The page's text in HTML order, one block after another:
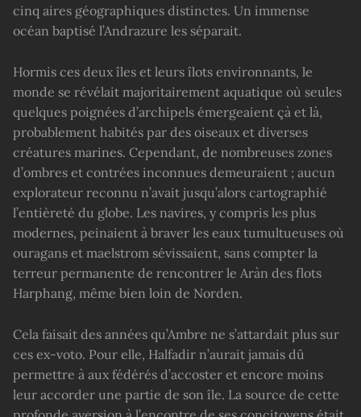
cinq aires géographiques distinctes. Un immense
océan baptisé l’Andrazure les séparait.
Hormis ces deux îles et leurs îlots environnants, le
monde se révélait majoritairement aquatique où seules
quelques poignées d’archipels émergeaient çà et là,
probablement habités par des oiseaux et diverses
créatures marines. Cependant, de nombreuses zones
d’ombres et contrées inconnues demeuraient ; aucun
explorateur reconnu n’avait jusqu’alors cartographié
l’entièreté du globe. Les navires, y compris les plus
modernes, peinaient à braver les eaux tumultueuses où
ouragans et maelstrom sévissaient, sans compter la
terreur permanente de rencontrer le Aràn des flots
Harphang, même bien loin de Norden.
Cela faisait des années qu’Ambre ne s’attardait plus sur
ces ex-voto. Pour elle, Halfadir n’aurait jamais dû
permettre à aux fédérés d’accoster et encore moins
leur accorder une partie de son île. La source de cette